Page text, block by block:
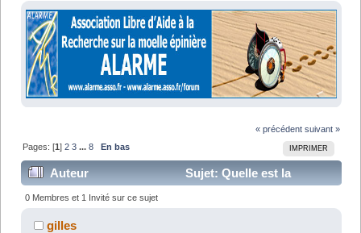
« précédent suivant »
IMPRIMER
Pages: [1]2 3 ...8 En bas
Auteur
Sujet: Quelle est la
meilleure adaptation voiture (conduite para) ? (Lu
157861 fois)
0 Membres et 1 Invité sur ce sujet
gilles